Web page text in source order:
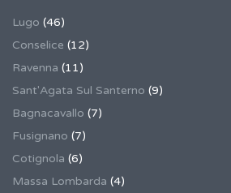
Lugo (46)
Conselice (12)
Ravenna (11)
Sant'Agata Sul Santerno (9)
Bagnacavallo (7)
Fusignano (7)
Cotignola (6)
Massa Lombarda (4)